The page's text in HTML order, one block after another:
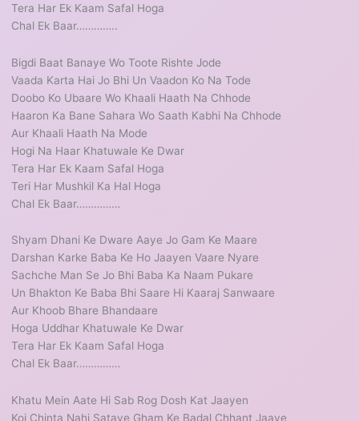
Tera Har Ek Kaam Safal Hoga
Chal Ek Baar…………..
Bigdi Baat Banaye Wo Toote Rishte Jode
Vaada Karta Hai Jo Bhi Un Vaadon Ko Na Tode
Doobo Ko Ubaare Wo Khaali Haath Na Chhode
Haaron Ka Bane Sahara Wo Saath Kabhi Na Chhode
Aur Khaali Haath Na Mode
Hogi Na Haar Khatuwale Ke Dwar
Tera Har Ek Kaam Safal Hoga
Teri Har Mushkil Ka Hal Hoga
Chal Ek Baar……………
Shyam Dhani Ke Dware Aaye Jo Gam Ke Maare
Darshan Karke Baba Ke Ho Jaayen Vaare Nyare
Sachche Man Se Jo Bhi Baba Ka Naam Pukare
Un Bhakton Ke Baba Bhi Saare Hi Kaaraj Sanwaare
Aur Khoob Bhare Bhandaare
Hoga Uddhar Khatuwale Ke Dwar
Tera Har Ek Kaam Safal Hoga
Chal Ek Baar……………
Khatu Mein Aate Hi Sab Rog Dosh Kat Jaayen
Koi Chinta Nahi Sataye Gham Ke Badal Chhant Jaaye